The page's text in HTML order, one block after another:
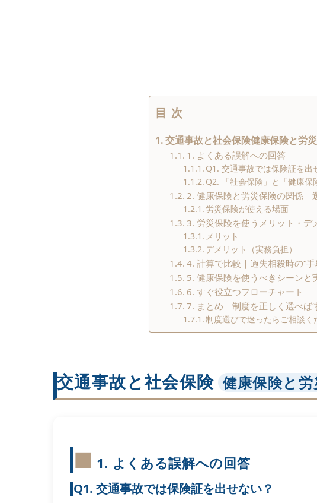
目次
交通事故と社会保険健康保険と労
1. よくある誤解への回答
Q1. 交通事故では保険証を出
Q2. 「社会保険」と「健康保
2. 健康保険と労災保険の関係｜
労災保険が使える場面
3. 労災保険を使うメリット・デ
メリット
デメリット（実務負担）
4. 計算で比較｜過失相殺時の“手
5. 健康保険を使うべきシーンと
6. すぐ役立つフローチャート
7. まとめ｜制度を正しく選べば“
制度選びで迷ったらご相談く
交通事故と社会保険 健康保険と
1. よくある誤解への回答
Q1. 交通事故では保険証を出せない？